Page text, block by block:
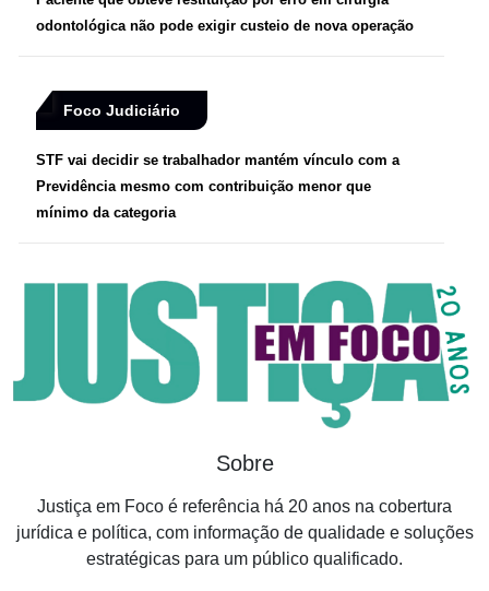
odontológica não pode exigir custeio de nova operação
Foco Judiciário
STF vai decidir se trabalhador mantém vínculo com a
Previdência mesmo com contribuição menor que
mínimo da categoria
Sobre
Justiça em Foco é referência há 20 anos na cobertura
jurídica e política, com informação de qualidade e soluções
estratégicas para um público qualificado.